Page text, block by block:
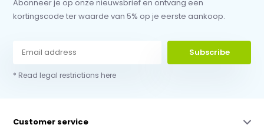
Abonneer je op onze nieuwsbrief en ontvang een
kortingscode ter waarde van 5% op je eerste aankoop.
Subscribe
* Read legal restrictions here
Customer service